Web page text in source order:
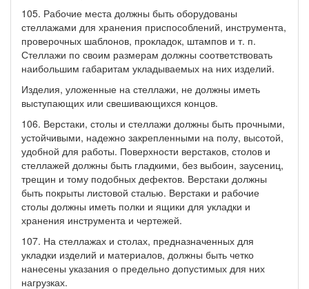
105. Рабочие места должны быть оборудованы
стеллажами для хранения приспособлений, инструмента,
проверочных шаблонов, прокладок, штампов и т. п.
Стеллажи по своим размерам должны соответствовать
наибольшим габаритам укладываемых на них изделий.
Изделия, уложенные на стеллажи, не должны иметь
выступающих или свешивающихся концов.
106. Верстаки, столы и стеллажи должны быть прочными,
устойчивыми, надежно закрепленными на полу, высотой,
удобной для работы. Поверхности верстаков, столов и
стеллажей должны быть гладкими, без выбоин, заусениц,
трещин и тому подобных дефектов. Верстаки должны
быть покрыты листовой сталью. Верстаки и рабочие
столы должны иметь полки и ящики для укладки и
хранения инструмента и чертежей.
107. На стеллажах и столах, предназначенных для
укладки изделий и материалов, должны быть четко
нанесены указания о предельно допустимых для них
нагрузках.